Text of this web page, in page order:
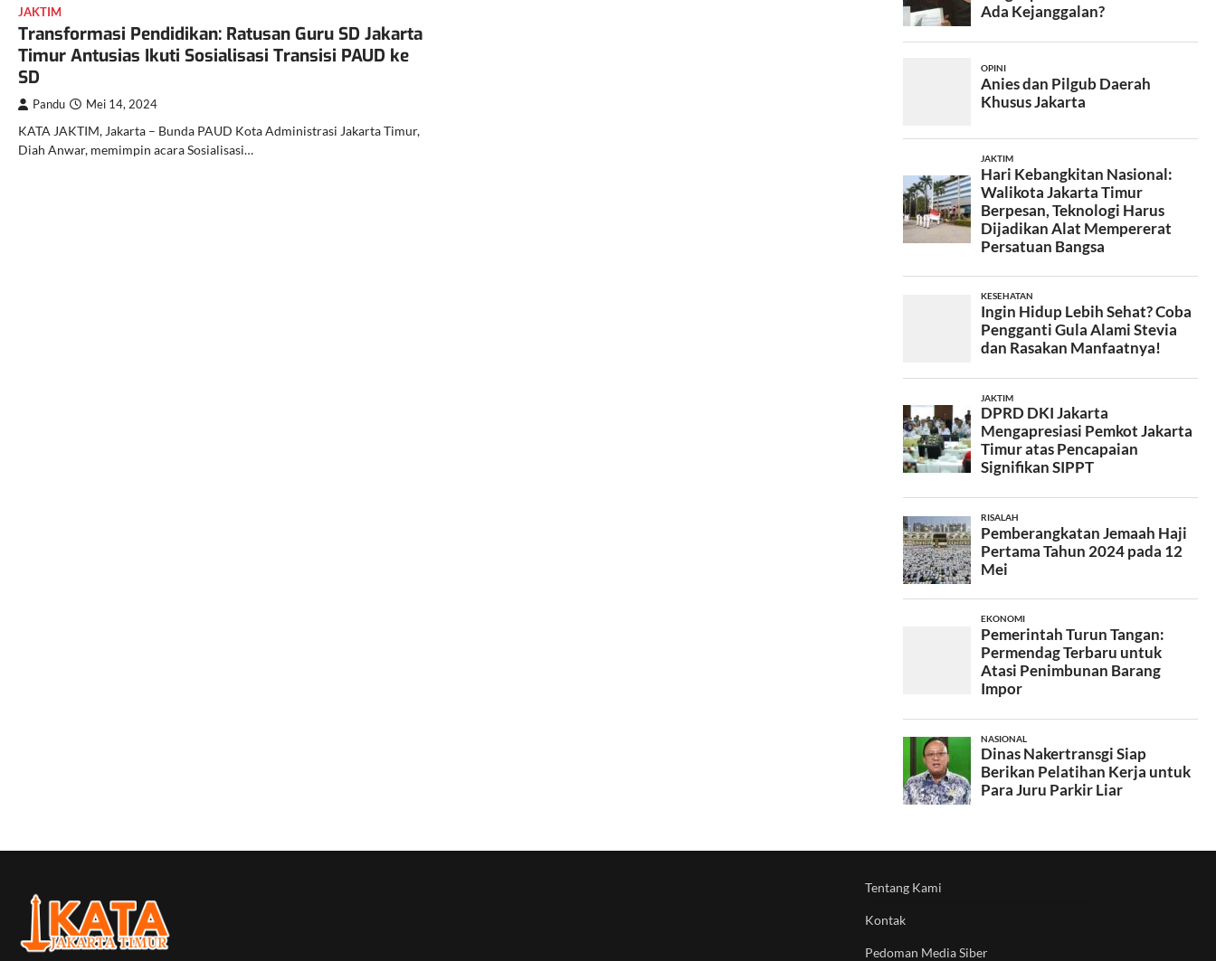
JAKTIM
Transformasi Pendidikan: Ratusan Guru SD Jakarta
Timur Antusias Ikuti Sosialisasi Transisi PAUD ke
SD
Pandu Mei 14, 2024
KATA JAKTIM, Jakarta – Bunda PAUD Kota Administrasi Jakarta Timur,
Diah Anwar, memimpin acara Sosialisasi…
Tentang Kami
Kontak
Pedoman Media Siber